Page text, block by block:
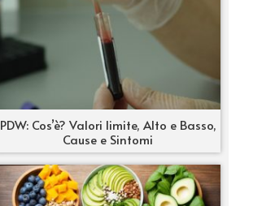
PDW: Cos’è? Valori limite, Alto e Basso,
Cause e Sintomi